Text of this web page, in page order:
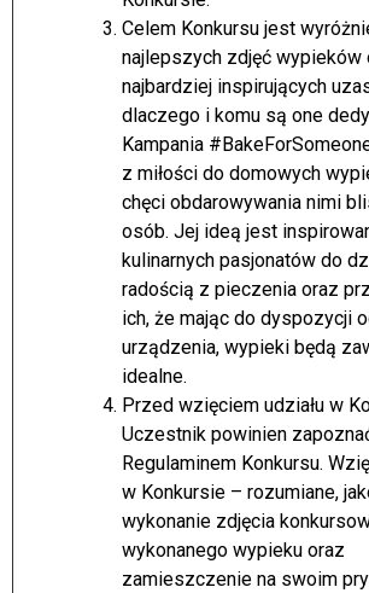
Celem Konkursu jest
najlepszych zdjęć wypieków
najbardziej inspirujących
dlaczego i komu są one
Kampania
z miłości do domowych
chęci obdarowywania nimi
osób. Jej ideą jest
kulinarnych pasjonatów do
radością z pieczenia oraz
ich, że mając do dyspozycji
urządzenia, wypieki będą
idealne.
Przed wzięciem udziału w
Uczestnik powinien
Regulaminem Konkursu.
w Konkursie – rozumiane,
wykonanie zdjęcia
wykonanego wypieku oraz
zamieszczenie na swoim